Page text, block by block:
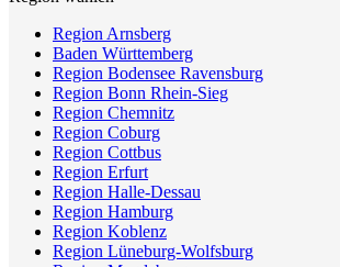
Region Arnsberg
Baden Württemberg
Region Bodensee Ravensburg
Region Bonn Rhein-Sieg
Region Chemnitz
Region Coburg
Region Cottbus
Region Erfurt
Region Halle-Dessau
Region Hamburg
Region Koblenz
Region Lüneburg-Wolfsburg